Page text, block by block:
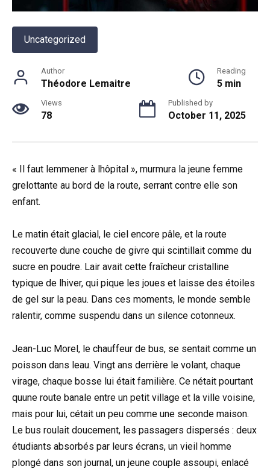
Uncategorized
Author
Théodore Lemaitre
Reading
5 min
Views
78
Published by
October 11, 2025
« Il faut lemmener à lhôpital », murmura la jeune femme
grelottante au bord de la route, serrant contre elle son
enfant.
Le matin était glacial, le ciel encore pâle, et la route
recouverte dune couche de givre qui scintillait comme du
sucre en poudre. Lair avait cette fraîcheur cristalline
typique de lhiver, qui pique les joues et laisse des étoiles
de gel sur la peau. Dans ces moments, le monde semble
ralentir, comme suspendu dans un silence cotonneux.
Jean-Luc Morel, le chauffeur de bus, se sentait comme un
poisson dans leau. Vingt ans derrière le volant, chaque
virage, chaque bosse lui était familière. Ce nétait pourtant
quune route banale entre un petit village et la ville voisine,
mais pour lui, cétait un peu comme une seconde maison.
Le bus roulait doucement, les passagers dispersés : deux
étudiants absorbés par leurs écrans, un vieil homme
plongé dans son journal, un jeune couple assoupi, enlacé